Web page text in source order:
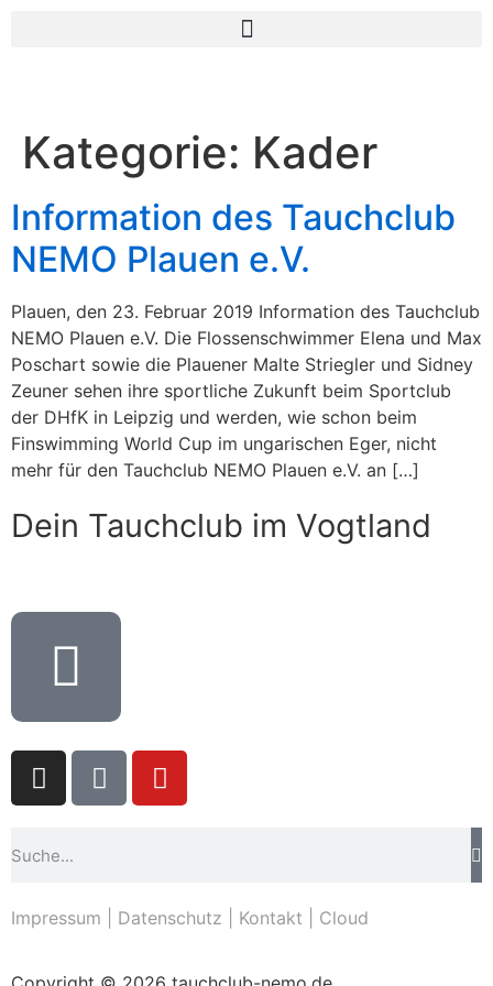
Kategorie: Kader
Information des Tauchclub
NEMO Plauen e.V.
Plauen, den 23. Februar 2019 Information des Tauchclub
NEMO Plauen e.V. Die Flossenschwimmer Elena und Max
Poschart sowie die Plauener Malte Striegler und Sidney
Zeuner sehen ihre sportliche Zukunft beim Sportclub
der DHfK in Leipzig und werden, wie schon beim
Finswimming World Cup im ungarischen Eger, nicht
mehr für den Tauchclub NEMO Plauen e.V. an […]
Dein Tauchclub im Vogtland
Impressum Datenschutz Kontakt Cloud